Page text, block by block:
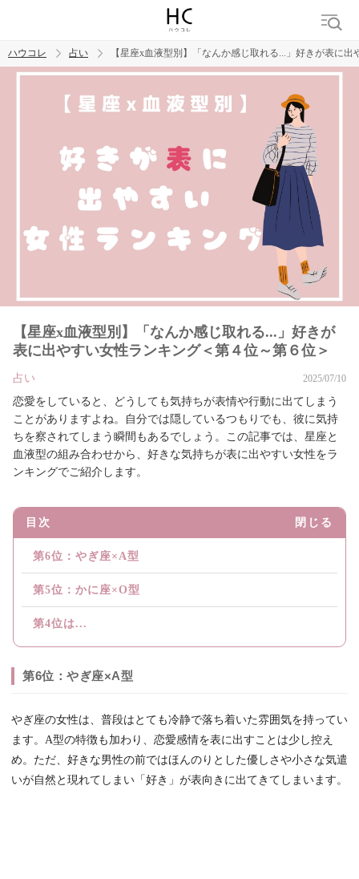
ハウコレ 占い 【星座x血液型別】「なんか感じ取れる...」好きが表に
【星座x血液型別】「なんか感じ取れる...」好きが
表に出やすい女性ランキング＜第４位～第６位＞
占い 2025/07/10
恋愛をしていると、どうしても気持ちが表情や行動に出てしまう
ことがありますよね。自分では隠しているつもりでも、彼に気持
ちを察されてしまう瞬間もあるでしょう。この記事では、星座と
血液型の組み合わせから、好きな気持ちが表に出やすい女性をラ
ンキングでご紹介します。
目次 閉じる
第6位：やぎ座×A型
第5位：かに座×O型
第4位は...
第6位：やぎ座×A型
やぎ座の女性は、普段はとても冷静で落ち着いた雰囲気を持ってい
ます。A型の特徴も加わり、恋愛感情を表に出すことは少し控え
め。ただ、好きな男性の前ではほんのりとした優しさや小さな気遣
いが自然と現れてしまい「好き」が表向きに出てきてしまいます。